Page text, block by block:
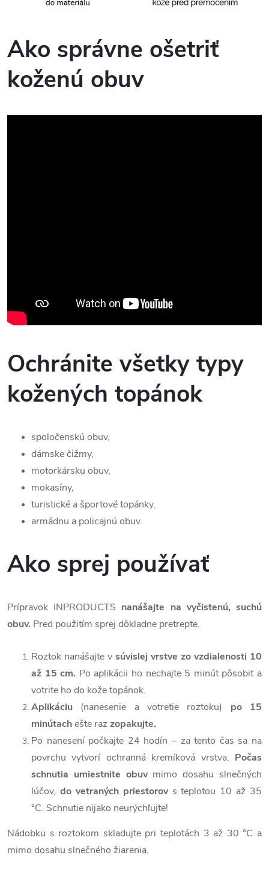
Ako správne ošetriť
koženú obuv
Ochránite všetky typy
kožených topánok
spoločenskú obuv,
dámske čižmy,
motorkársku obuv,
mokasíny,
turistické a športové topánky,
armádnu a policajnú obuv.
Ako sprej používať
Prípravok INPRODUCTS nanášajte na vyčistenú, suchú
obuv. Pred použitím sprej dôkladne pretrepte.
Roztok nanášajte v súvislej vrstve zo vzdialenosti 10
až 15 cm. Po aplikácii ho nechajte 5 minút pôsobiť a
votrite ho do kože topánok.
Aplikáciu (nanesenie a votretie roztoku) po 15
minútachešte razzopakujte.
Po nanesení počkajte 24 hodín – za tento čas sa na
povrchu vytvorí ochranná kremíková vrstva. Počas
schnutia umiestnite obuvmimo dosahu slnečných
lúčov, do vetraných priestorovs teplotou 10 až 35
°C. Schnutie nijako neurýchľujte!
Nádobku s roztokom skladujte pri teplotách 3 až 30 °C a
mimo dosahu slnečného žiarenia.